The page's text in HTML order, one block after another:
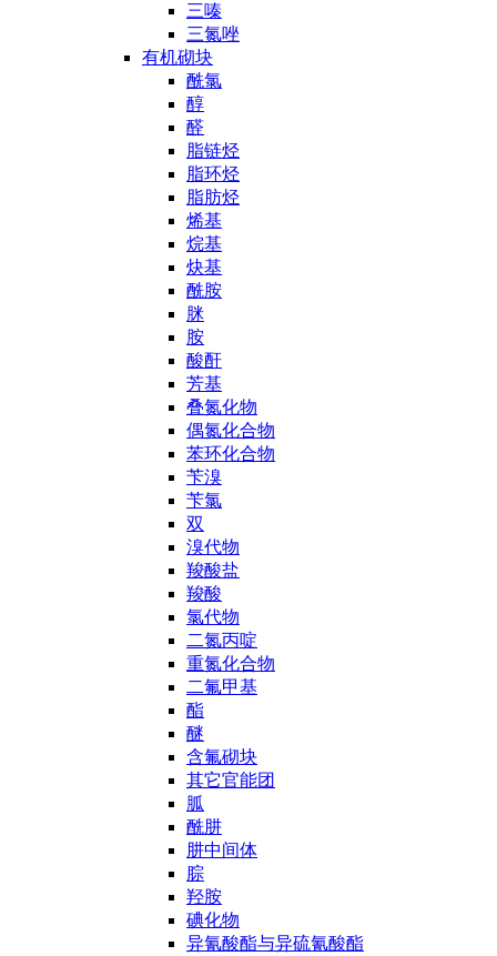
三嗪
三氮唑
有机砌块
酰氯
醇
醛
脂链烃
脂环烃
脂肪烃
烯基
烷基
炔基
酰胺
脒
胺
酸酐
芳基
叠氮化物
偶氮化合物
苯环化合物
苄溴
苄氯
双
溴代物
羧酸盐
羧酸
氯代物
二氮丙啶
重氮化合物
二氟甲基
酯
醚
含氟砌块
其它官能团
胍
酰肼
肼中间体
腙
羟胺
碘化物
异氰酸酯与异硫氰酸酯